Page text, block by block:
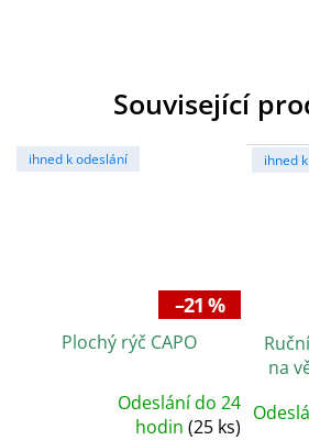
Související
ihned k odeslání
–21 %
Plochý rýč CAPO
Odeslání do 24
hodin(25 ks)
ihned
na